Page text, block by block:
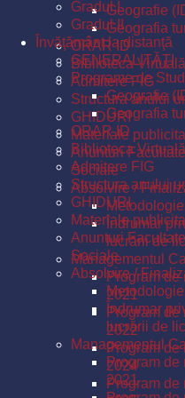
Geografie
Geografia
ORAR ID
Biblioteca Virtuală
Admitere FIG
Structura anului
GHIDURI
Materiale
Anunturi
Sociale
Absolvire /
Îndrumar
lucrării de
Managementul
Program
2021
Program
2022
Program de
2024
Program de
Gradul I
Gradul II
Învăţământ la distanţă
GENERALITĂŢI
Programe de
Geografie
Geografia
ORAR ID
Biblioteca Virtuală
Admitere FIG
Structura anului
GHIDURI
Materiale
Anunturi
Sociale
Absolvire /
Îndrumar
lucrării de
Managementul
Program de
2021